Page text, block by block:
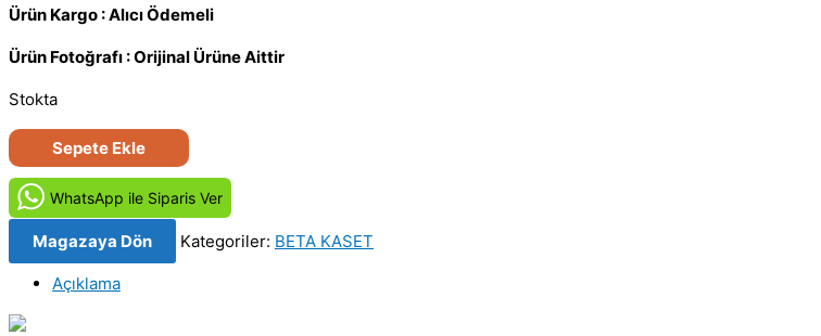
Ürün Kargo : Alıcı Ödemeli
Ürün Fotoğrafı : Orijinal Ürüne Aittir
Stokta
Asla
Öpme
Asla
Okşama
Octopussy
Connection
(1994)
Sepete Ekle
WhatsApp ile Siparis Ver
Magazaya Dön Kategoriler: BETA KASET
Açıklama